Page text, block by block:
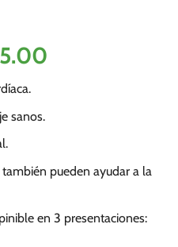
89.00
hasta
S/.
155.00
sanos.
pueden ayudar a la
en 3 presentaciones: